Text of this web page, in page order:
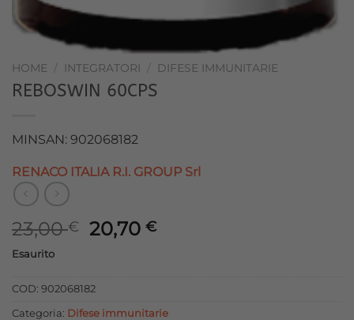
HOME / INTEGRATORI / DIFESE IMMUNITARIE
REBOSWIN 60CPS
MINSAN: 902068182
RENACO ITALIA R.I. GROUP Srl
23,00€
Il
era:
23,00 €.
20,70€Il
20,70 €.
Esaurito
COD: 902068182
Categoria: Difese immunitarie